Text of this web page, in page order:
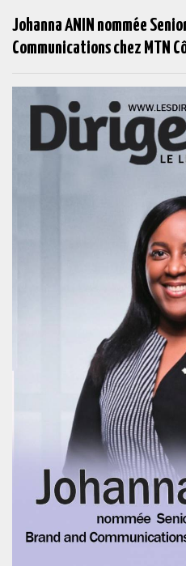
Johanna ANIN nommée
Communications chez MTN